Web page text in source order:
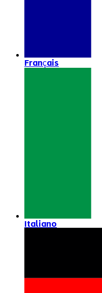
Français
Italiano